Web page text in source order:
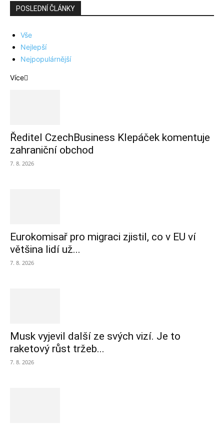
POSLEDNÍ ČLÁNKY
Vše
Nejlepší
Nejpopulárnější
Více
Ředitel CzechBusiness Klepáček komentuje
zahraniční obchod
7. 8. 2026
Eurokomisař pro migraci zjistil, co v EU ví
většina lidí už...
7. 8. 2026
Musk vyjevil další ze svých vizí. Je to
raketový růst tržeb...
7. 8. 2026